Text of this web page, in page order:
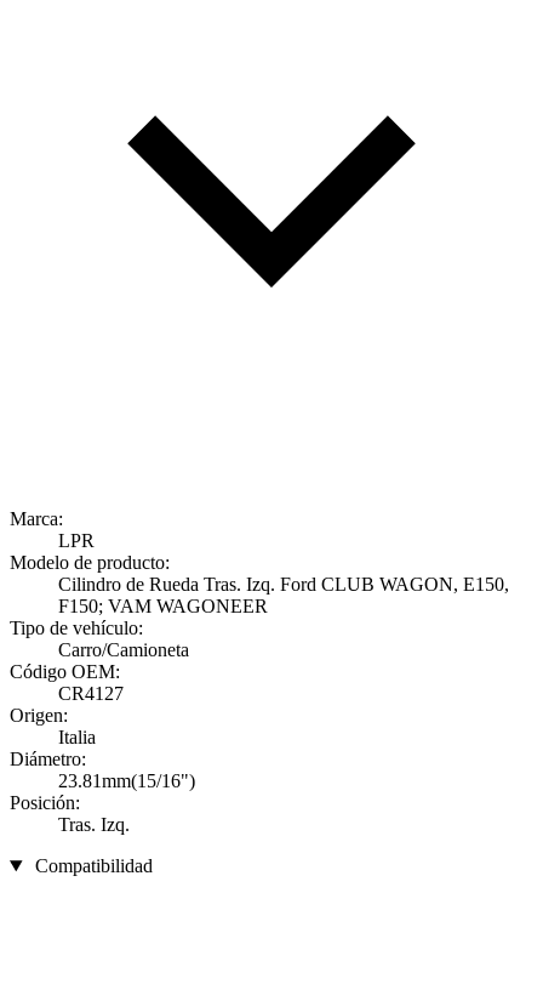
Marca:
LPR
Modelo de producto:
Cilindro de Rueda Tras. Izq. Ford CLUB WAGON, E150,
F150; VAM WAGONEER
Tipo de vehículo:
Carro/Camioneta
Código OEM:
CR4127
Origen:
Italia
Diámetro:
23.81mm(15/16")
Posición:
Tras. Izq.
Compatibilidad